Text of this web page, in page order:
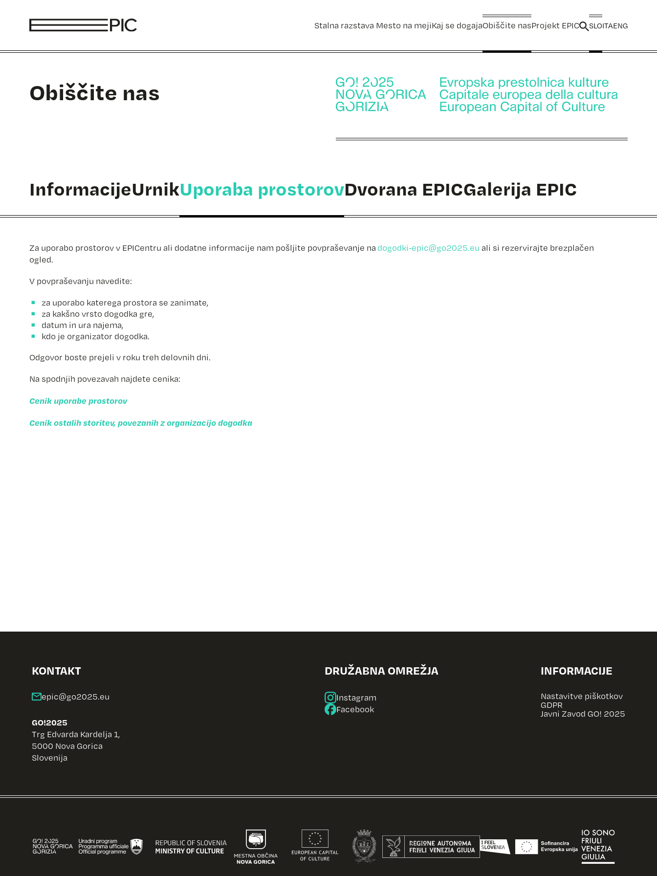
Stalna razstava Mesto na mejiKaj se dogajaObiščite nasProjekt EPIC SLOITAENG
Obiščite nas
InformacijeUrnikUporaba prostorovDvorana EPICGalerija EPIC
Za uporabo prostorov v EPICentru ali dodatne informacije nam pošljite povpraševanje na
ali si rezervirajte brezplačen
ogled.
V povpraševanju navedite:
za uporabo katerega prostora se zanimate,
za kakšno vrsto dogodka gre,
datum in ura najema,
kdo je organizator dogodka.
Odgovor boste prejeli v roku treh delovnih dni.
Na spodnjih povezavah najdete cenika:
Cenik uporabe prostorov
Cenik ostalih storitev, povezanih z organizacijo dogodka
KONTAKT
GO!2025
Trg Edvarda Kardelja 1,
5000 Nova Gorica
Slovenija
DRUŽABNA OMREŽJA
Instagram
Facebook
INFORMACIJE
Nastavitve piškotkov
GDPR
Javni Zavod GO! 2025